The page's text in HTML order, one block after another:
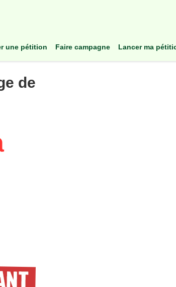
une pétition faire campagne lancer ma
de